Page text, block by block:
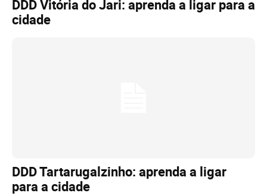
DDD Vitória do Jari: aprenda a ligar para a
cidade
DDD Tartarugalzinho: aprenda a ligar
para a cidade